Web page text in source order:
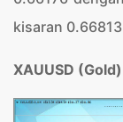
kisaran
XAUUSD (Gold)